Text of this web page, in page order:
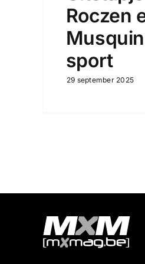
Roczen
sport
29 september 2025